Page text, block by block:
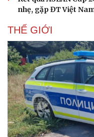
nhẹ, gặp ĐT Việt
THẾ GIỚI